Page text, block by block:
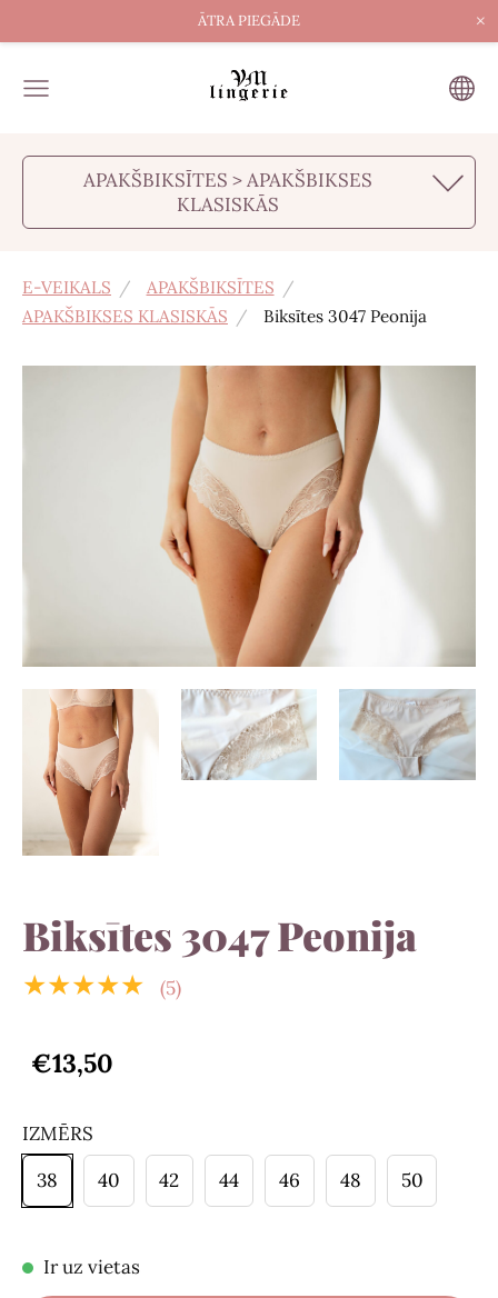
ĀTRA PIEGĀDE ×
APAKŠBIKSĪTES > APAKŠBIKSES
KLASISKĀS
E-VEIKALS
APAKŠBIKSĪTES
APAKŠBIKSES KLASISKĀS
Biksītes 3047 Peonija
Biksītes 3047 Peonija
★★★★★ (5)
€13,50
IZMĒRS
38
40 42 44 46 48 50
Ir uz vietas